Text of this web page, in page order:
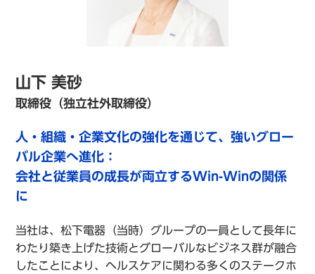
山下 美砂
取締役（独立社外取締役）
人・組織・企業文化の強化を通じて、強いグロー
バル企業へ進化：
会社と従業員の成長が両立するWin-Winの関係
に
当社は、松下電器（当時）グループの一員として長年に
わたり築き上げた技術とグローバルなビジネス群が融合
したことにより、ヘルスケアに関わる多くのステークホ